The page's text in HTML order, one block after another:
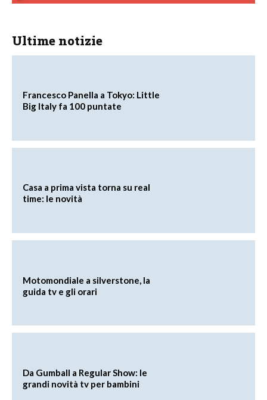
Ultime notizie
Francesco Panella a Tokyo: Little
Big Italy fa 100 puntate
Casa a prima vista torna su real
time: le novità
Motomondiale a silverstone, la
guida tv e gli orari
Da Gumball a Regular Show: le
grandi novità tv per bambini